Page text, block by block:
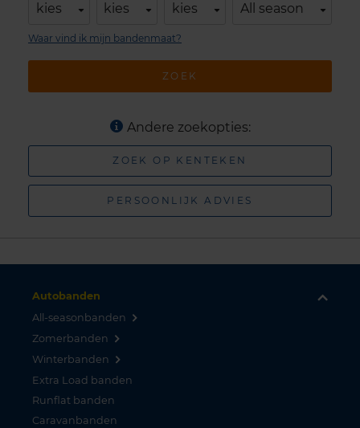
kies kies kies All season
ZOEK
Waar vind ik mijn bandenmaat?
Andere zoekopties:
ZOEK OP KENTEKEN
PERSOONLIJK ADVIES
Autobanden
All-seasonbanden
Zomerbanden
Winterbanden
Extra Load banden
Runflat banden
Caravanbanden